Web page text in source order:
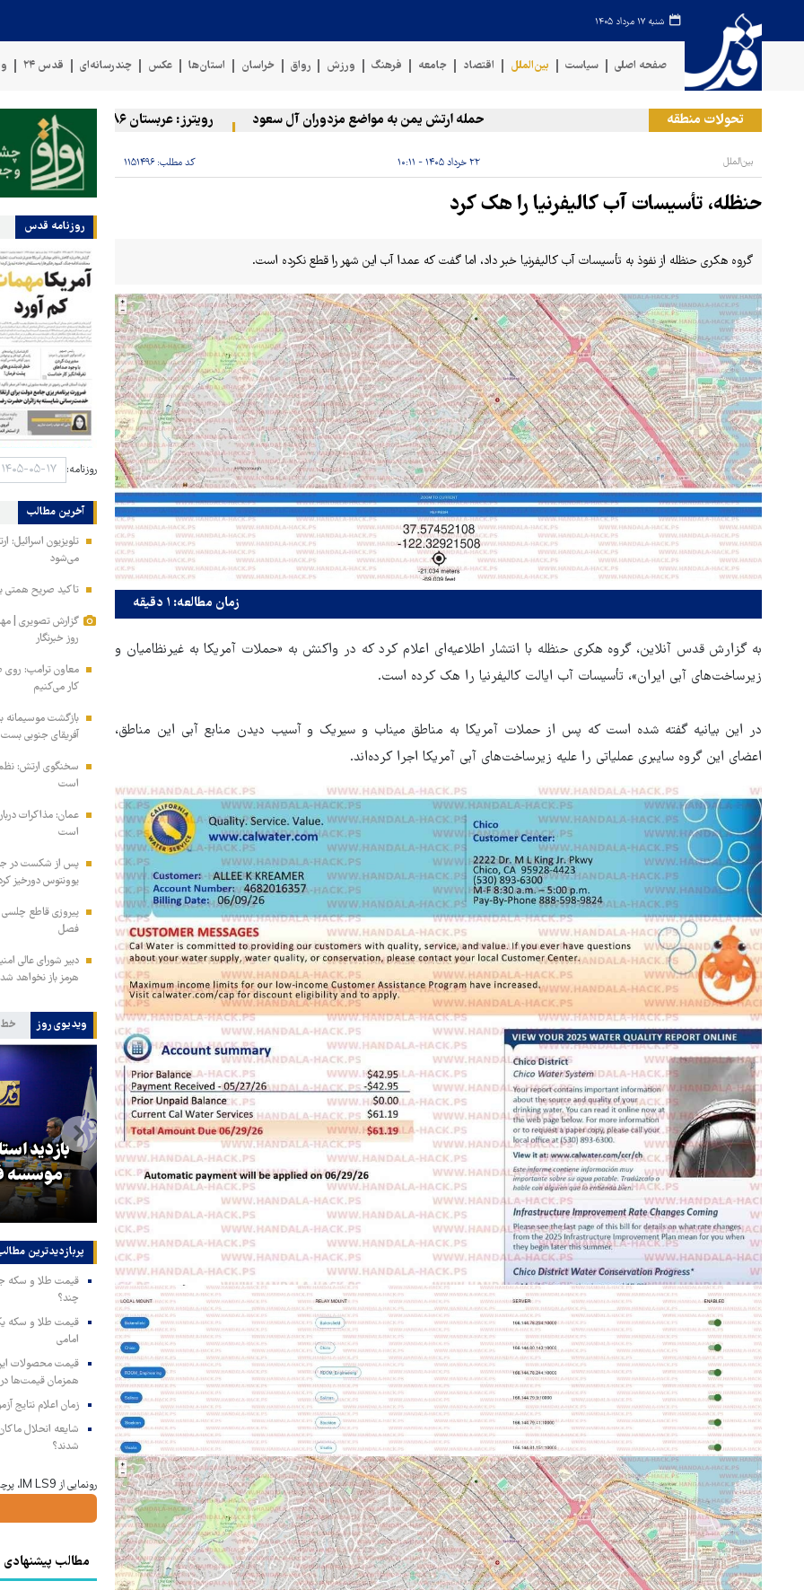
شنبه ۱۷ مرداد ۱۴۰۵
صفحه اصلی سیاست بین‌الملل اقتصاد جامعه فرهنگ ورزش رواق خراسان استان‌ها عکس چندرسانه‌ای قدس ۲۴
تحولات منطقه حمله ارتش یمن به مواضع مزدوران آل سعود رویترز: عربستان ۸۶ درصد از موشک‌های پاتریوت خود را استفاده کرده است
بین‌الملل ۲۲ خرداد ۱۴۰۵ - ۱۰:۱۱ کد مطلب: ۱۱۵۱۴۹۶
حنظله، تأسیسات آب کالیفرنیا را هک کرد
گروه هکری حنظله از نفوذ به تأسیسات آب کالیفرنیا خبر داد، اما گفت که عمدا آب این شهر را قطع نکرده است.
زمان مطالعه: ۱ دقیقه
به گزارش قدس آنلاین، گروه هکری حنظله با انتشار اطلاعیه‌ای اعلام کرد که در واکنش به «حملات آمریکا به غیرنظامیان و
زیرساخت‌های آبی ایران»، تأسیسات آب ایالت کالیفرنیا را هک کرده است.
در این بیانیه گفته شده است که پس از حملات آمریکا به مناطق میناب و سیریک و آسیب دیدن منابع آبی این مناطق،
اعضای این گروه سایبری عملیاتی را علیه زیرساخت‌های آبی آمریکا اجرا کرده‌اند.
روزنامه قدس
روزنامه:
آخرین مطالب
تلویزیون اسرائیل:
می‌شود
تاکید صریح همتی
گزارش تصویری |
روز خبرنگار
معاون ترامپ: روی
کار می‌کنیم
بازگشت موسیمانه
آفریقای جنوبی بست
سخنگوی ارتش: نظم
است
عمان: مذاکرات
است
پس از شکست در
یوونتوس دورخیز
پیروزی قاطع چلسی
فصل
دبیر شورای عالی
هرمز باز نخواهد شد
ویدیوی روز خط
بازگشایی تنگه هرمز منوط به
پذیرش شروط ایران از سوی آمریکا
است
پزشکیان: گفت‌وگوها آمریکا را
مجبور به همراهی کرد
بازدید استاندار خراسان رضوی از
موسسه فرهنگی قدس در روز
خبرنگار
پربازدیدترین‌
چند؟
امامی
همزمان قیمت‌ها در
زمان اعلام نتایج
شایعه انحلال
شدند؟
رونمایی از IM LS9، پرچم‌دار فوق‌لوکس EREV وارد بازار ایران شد
مطالب پیشنهادی